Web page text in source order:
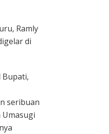
Ramly
di
Bupati,
seribuan